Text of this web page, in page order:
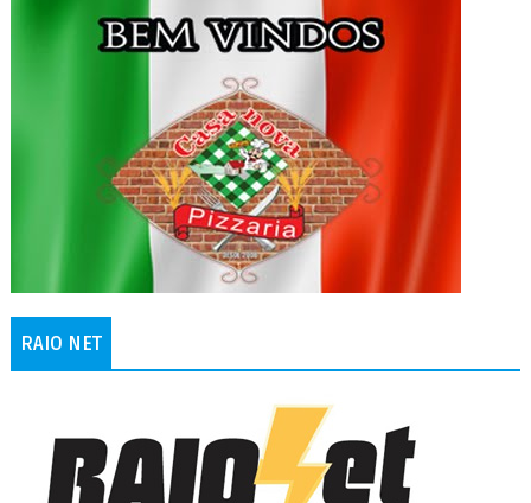
RAIO NET